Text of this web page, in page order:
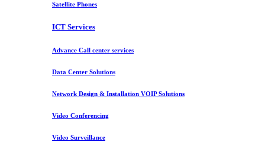
Satellite Phones
ICT Services
Advance Call center services
Data Center Solutions
Network Design & Installation VOIP Solutions
Video Conferencing
Video Surveillance